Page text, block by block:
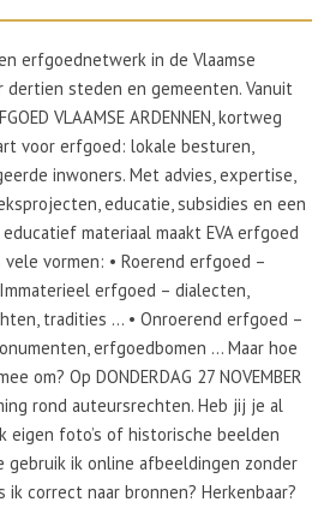
erfgoednetwerk in de Vlaamse
dertien steden en gemeenten. Vanuit
VLAAMSE ARDENNEN, kortweg
voor erfgoed: lokale besturen,
inwoners. Met advies, expertise,
educatie, subsidies en een
materiaal maakt EVA erfgoed
vormen: • Roerend erfgoed –
erfgoed – dialecten,
tradities … • Onroerend erfgoed –
erfgoedbomen … Maar hoe
om? Op DONDERDAG 27 NOVEMBER
rond auteursrechten. Heb jij je al
eigen foto’s of historische beelden
gebruik ik online afbeeldingen zonder
ik correct naar bronnen? Herkenbaar?